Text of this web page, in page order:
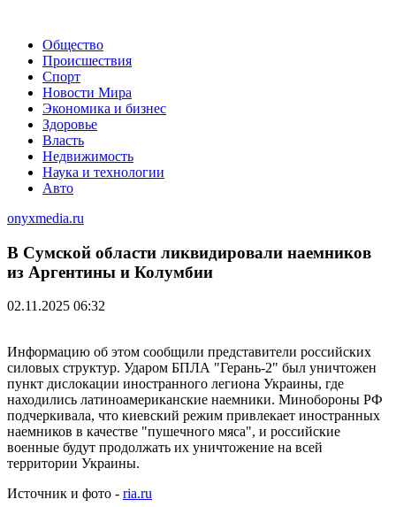
Общество
Происшествия
Спорт
Новости Мира
Экономика и бизнес
Здоровье
Власть
Недвижимость
Наука и технологии
Авто
onyxmedia.ru
В Сумской области ликвидировали наемников
из Аргентины и Колумбии
02.11.2025 06:32
Информацию об этом сообщили представители российских
силовых структур. Ударом БПЛА "Герань-2" был уничтожен
пункт дислокации иностранного легиона Украины, где
находились латиноамериканские наемники. Минобороны РФ
подчеркивала, что киевский режим привлекает иностранных
наемников в качестве "пушечного мяса", и российские
военные будут продолжать их уничтожение на всей
территории Украины.
Источник и фото - ria.ru